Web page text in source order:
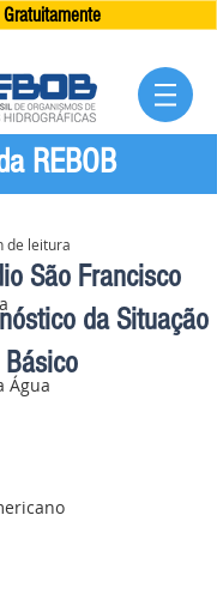
Água
São Francisco
da Situação
de leitura
REBOB